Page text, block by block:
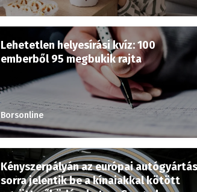
Lehetetlen helyesírási kvíz: 100
emberből 95 megbukik rajta
Borsonline
Kényszerpályán az európai
sorra jelentik be a kínaiakkal kötött